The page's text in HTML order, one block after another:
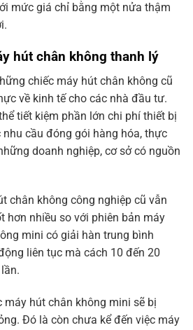
mức giá chỉ bằng một nửa thậm
hút chân không thanh lý
chiếc máy hút chân không cũ
về kinh tế cho các nhà đầu tư.
tiết kiệm phần lớn chi phí thiết bị
cầu đóng gói hàng hóa, thực
doanh nghiệp, cơ sở có nguồn
chân không công nghiệp cũ vẫn
hơn nhiều so với phiên bản máy
mini có giải hàn trung bình
liên tục mà cách 10 đến 20
máy hút chân không mini sẽ bị
Đó là còn chưa kể đến việc máy